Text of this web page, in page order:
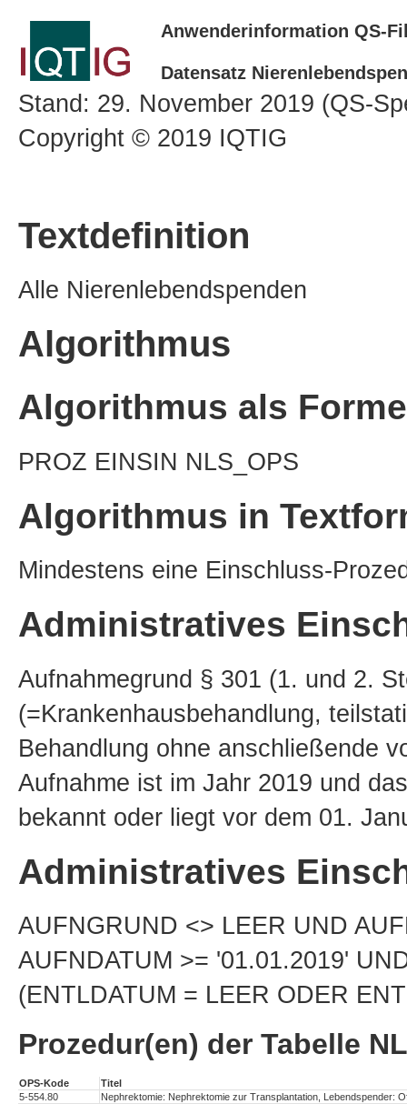
Anwenderinformation QS-
Datensatz
Stand: 29. November 2019 (QS-
Copyright © 2019 IQTIG
Textdefinition
Alle Nierenlebendspenden
Algorithmus
Algorithmus als
PROZ EINSIN NLS_OPS
Algorithmus in
Mindestens eine Einschluss-
Administratives
Aufnahmegrund § 301 (1. und 2.
(=Krankenhausbehandlung,
Behandlung ohne anschließende
Aufnahme ist im Jahr 2019 und
bekannt oder liegt vor dem 01.
Administratives
AUFNGRUND <> LEER UND
AUFNDATUM >= '01.01.2019'
(ENTLDATUM = LEER ODER
Prozedur(en) der Tabelle
OPS-Kode
Titel
5-554.80
Nephrektomie: Nephrektomie zur Transplantation, Lebendspender: